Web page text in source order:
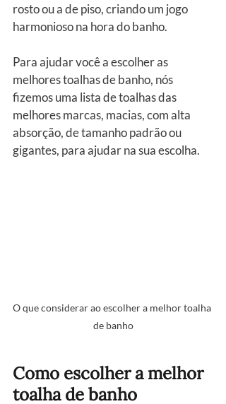
rosto ou a de piso, criando um jogo
harmonioso na hora do banho.
Para ajudar você a escolher as
melhores toalhas de banho, nós
fizemos uma lista de toalhas das
melhores marcas, macias, com alta
absorção, de tamanho padrão ou
gigantes, para ajudar na sua escolha.
O que considerar ao escolher a melhor toalha
de banho
Como escolher a melhor
toalha de banho